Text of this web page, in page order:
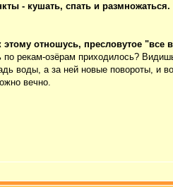
- кушать, спать и размножаться.
отношусь, пресловутое "все
рекам-озёрам приходилось?
воды, а за ней новые повороты, и
вечно.